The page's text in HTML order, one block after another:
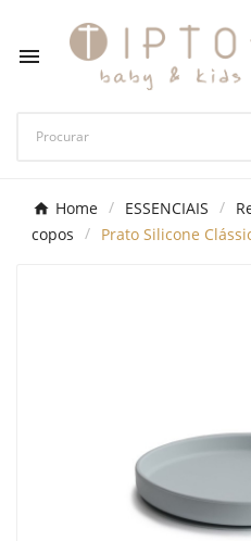

Home ESSENCIAIS
copos
Prato Silicone